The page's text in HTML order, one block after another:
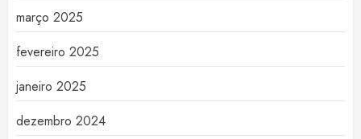
março 2025
fevereiro 2025
janeiro 2025
dezembro 2024